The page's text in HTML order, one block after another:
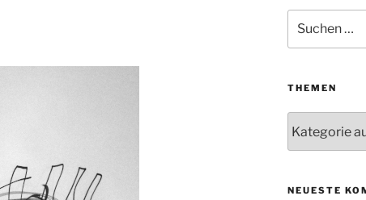
nach:
THEMEN
NEUESTE